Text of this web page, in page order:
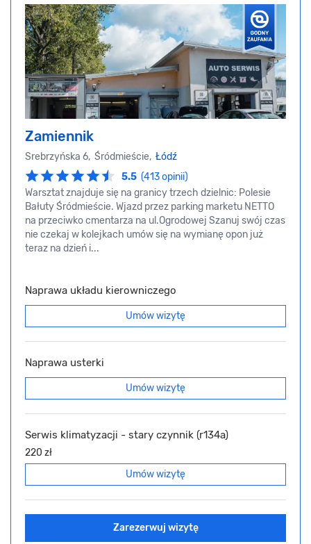
Zamiennik
Srebrzyńska 6, Śródmieście, Łódź
5.5 (413 opinii)
Warsztat znajduje się na granicy trzech dzielnic: Polesie
Bałuty Śródmieście. Wjazd przez parking marketu NETTO
na przeciwko cmentarza na ul.Ogrodowej Szanuj swój czas
nie czekaj w kolejkach umów się na wymianę opon już
teraz na dzień i...
Naprawa układu kierowniczego
Umów wizytę
Naprawa usterki
Umów wizytę
Serwis klimatyzacji - stary czynnik (r134a)
220 zł
Umów wizytę
Zarezerwuj wizytę